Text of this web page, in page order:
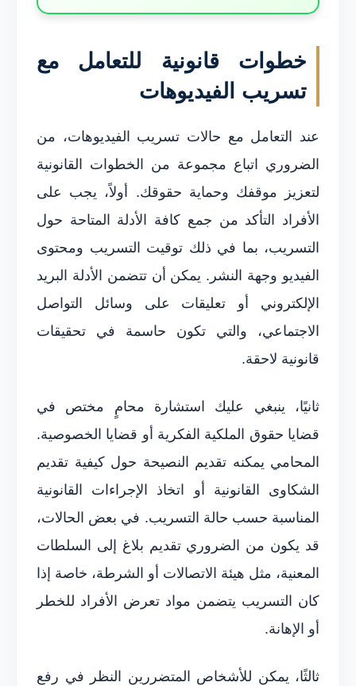
خطوات قانونية للتعامل مع
تسريب الفيديوهات
عند التعامل مع حالات تسريب الفيديوهات، من
الضروري اتباع مجموعة من الخطوات القانونية
لتعزيز موقفك وحماية حقوقك. أولاً، يجب على
الأفراد التأكد من جمع كافة الأدلة المتاحة حول
التسريب، بما في ذلك توقيت التسريب ومحتوى
الفيديو وجهة النشر. يمكن أن تتضمن الأدلة البريد
الإلكتروني أو تعليقات على وسائل التواصل
الاجتماعي، والتي تكون حاسمة في تحقيقات
قانونية لاحقة.
ثانيًا، ينبغي عليك استشارة محامٍ مختص في
قضايا حقوق الملكية الفكرية أو قضايا الخصوصية.
المحامي يمكنه تقديم النصيحة حول كيفية تقديم
الشكاوى القانونية أو اتخاذ الإجراءات القانونية
المناسبة حسب حالة التسريب. في بعض الحالات،
قد يكون من الضروري تقديم بلاغ إلى السلطات
المعنية، مثل هيئة الاتصالات أو الشرطة، خاصة إذا
كان التسريب يتضمن مواد تعرض الأفراد للخطر
أو الإهانة.
ثالثًا، يمكن للأشخاص المتضررين النظر في رفع